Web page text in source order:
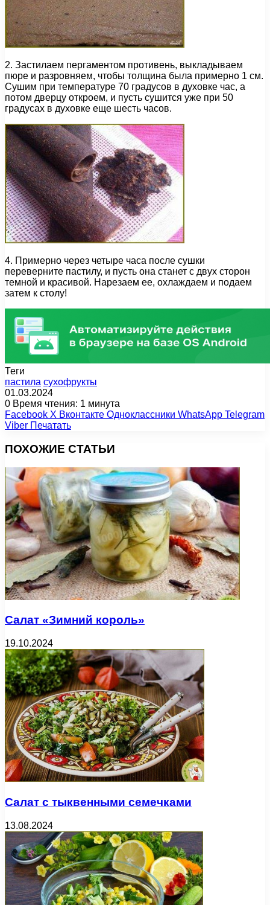
2. Застилаем пергаментом противень, выкладываем
пюре и разровняем, чтобы толщина была примерно 1 см.
Сушим при температуре 70 градусов в духовке час, а
потом дверцу откроем, и пусть сушится уже при 50
градусах в духовке еще шесть часов.
4. Примерно через четыре часа после сушки
переверните пастилу, и пусть она станет с двух сторон
темной и красивой. Нарезаем ее, охлаждаем и подаем
затем к столу!
Теги
пастила сухофрукты
01.03.2024
0 Время чтения: 1 минута
Facebook X Вконтакте Одноклассники WhatsApp Telegram
Viber Печатать
ПОХОЖИЕ СТАТЬИ
Салат «Зимний король»
19.10.2024
Салат с тыквенными семечками
13.08.2024